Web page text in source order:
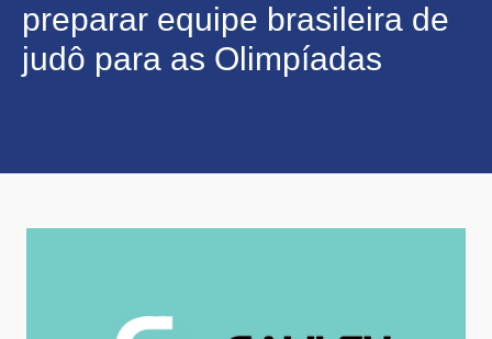
preparar equipe brasileira de
judô para as Olimpíadas